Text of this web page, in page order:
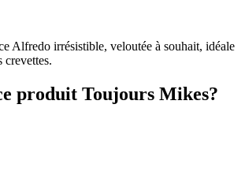
Alfredo irrésistible, veloutée à souhait, idéale
crevettes.
produit Toujours Mikes?